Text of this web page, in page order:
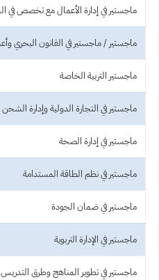
ماجستير في إدارة الأعمال مع تخصص في
ماجستير / ماجستير في القانون البحري
ماجستير التربية الخاصة
ماجستير في التجارة الدولية وإدارة الشحن
ماجستير في إدارة الصحة
ماجستير في نظم الطاقة المستدامة
ماجستير في ضمان الجودة
ماجستير في الإدارة التربوية
ماجستير في تطوير المناهج وطرق التدريس